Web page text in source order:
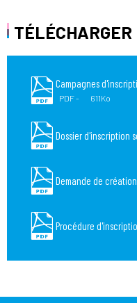
TÉLÉCHARGER
Campagnes
PDF 611Ko
Dossier d'inscription
Demande de
Procédure